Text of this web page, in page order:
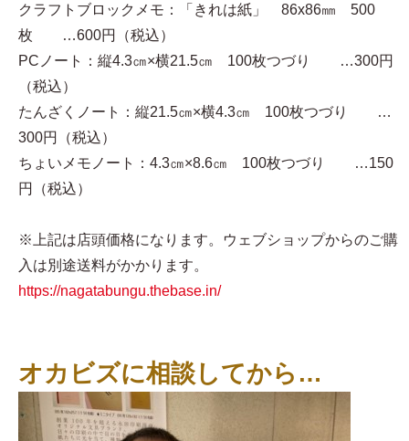
クラフトブロックメモ：「きれは紙」 86x86㎜ 500
枚 …600円（税込）
PCノート：縦4.3㎝×横21.5㎝ 100枚つづり …300円
（税込）
たんざくノート：縦21.5㎝×横4.3㎝ 100枚つづり …
300円（税込）
ちょいメモノート：4.3㎝×8.6㎝ 100枚つづり …150
円（税込）
※上記は店頭価格になります。ウェブショップからのご購
入は別途送料がかかります。
https://nagatabungu.thebase.in/
オカビズに相談してから…